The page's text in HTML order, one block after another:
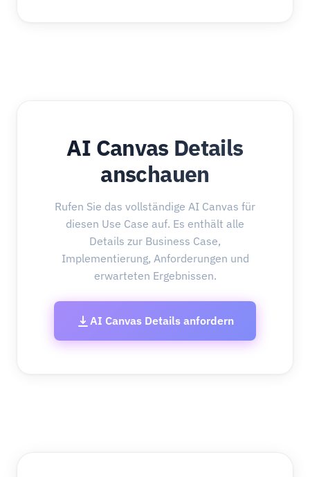
AI Canvas Details
anschauen
Rufen Sie das vollständige AI Canvas für
diesen Use Case auf. Es enthält alle
Details zur Business Case,
Implementierung, Anforderungen und
erwarteten Ergebnissen.
AI Canvas Details anfordern